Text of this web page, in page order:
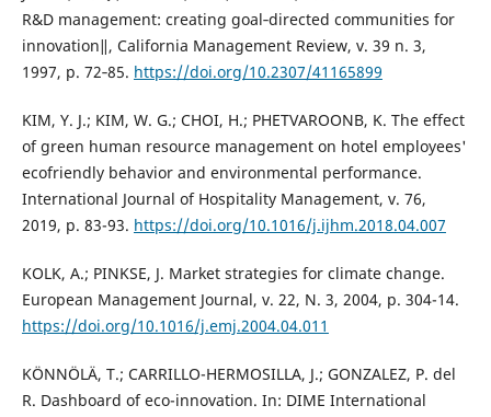
R&D management: creating goal‐directed communities for
innovation‖, California Management Review, v. 39 n. 3,
1997, p. 72‐85. https://doi.org/10.2307/41165899
KIM, Y. J.; KIM, W. G.; CHOI, H.; PHETVAROONB, K. The effect
of green human resource management on hotel employees'
ecofriendly behavior and environmental performance.
International Journal of Hospitality Management, v. 76,
2019, p. 83-93. https://doi.org/10.1016/j.ijhm.2018.04.007
KOLK, A.; PINKSE, J. Market strategies for climate change.
European Management Journal, v. 22, N. 3, 2004, p. 304-14.
https://doi.org/10.1016/j.emj.2004.04.011
KÖNNÖLÄ, T.; CARRILLO-HERMOSILLA, J.; GONZALEZ, P. del
R. Dashboard of eco-innovation. In: DIME International